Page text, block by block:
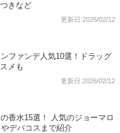
きなど
更新日:2026/02/12
ファンデ人気10選！ドラッグ
メも
更新日:2026/02/12
香水15選！ 人気のジョーマロ
デパコスまで紹介